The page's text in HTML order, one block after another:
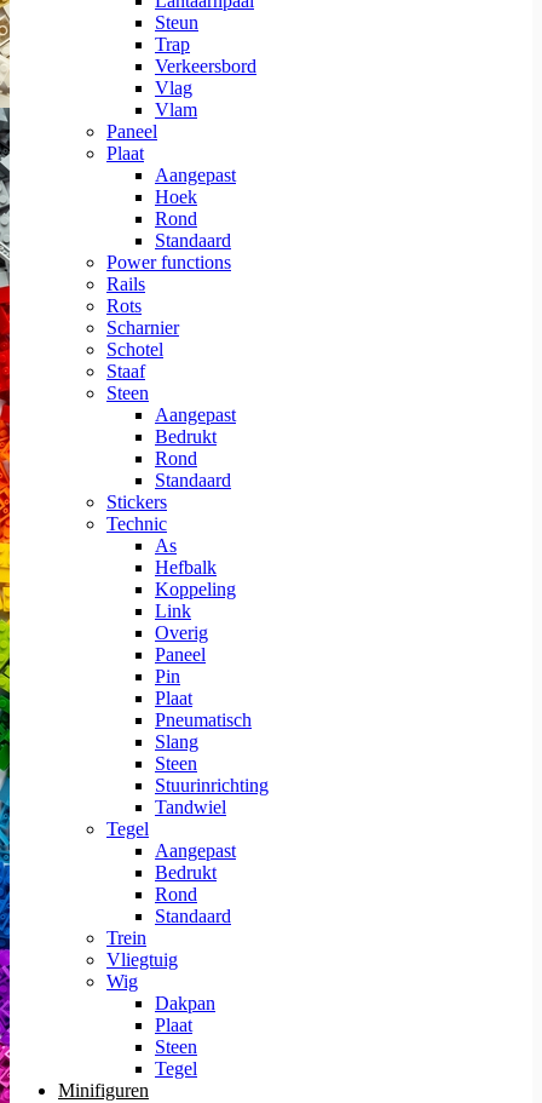
Steun
Trap
Verkeersbord
Vlag
Vlam
Paneel
Plaat
Aangepast
Hoek
Rond
Standaard
Power functions
Rails
Rots
Scharnier
Schotel
Staaf
Steen
Aangepast
Bedrukt
Rond
Standaard
Stickers
Technic
As
Hefbalk
Koppeling
Link
Overig
Paneel
Pin
Plaat
Pneumatisch
Slang
Steen
Stuurinrichting
Tandwiel
Tegel
Aangepast
Bedrukt
Rond
Standaard
Trein
Vliegtuig
Wig
Dakpan
Plaat
Steen
Tegel
Minifiguren